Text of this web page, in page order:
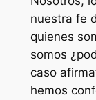
nuestra fe
quienes
somos
caso
hemos